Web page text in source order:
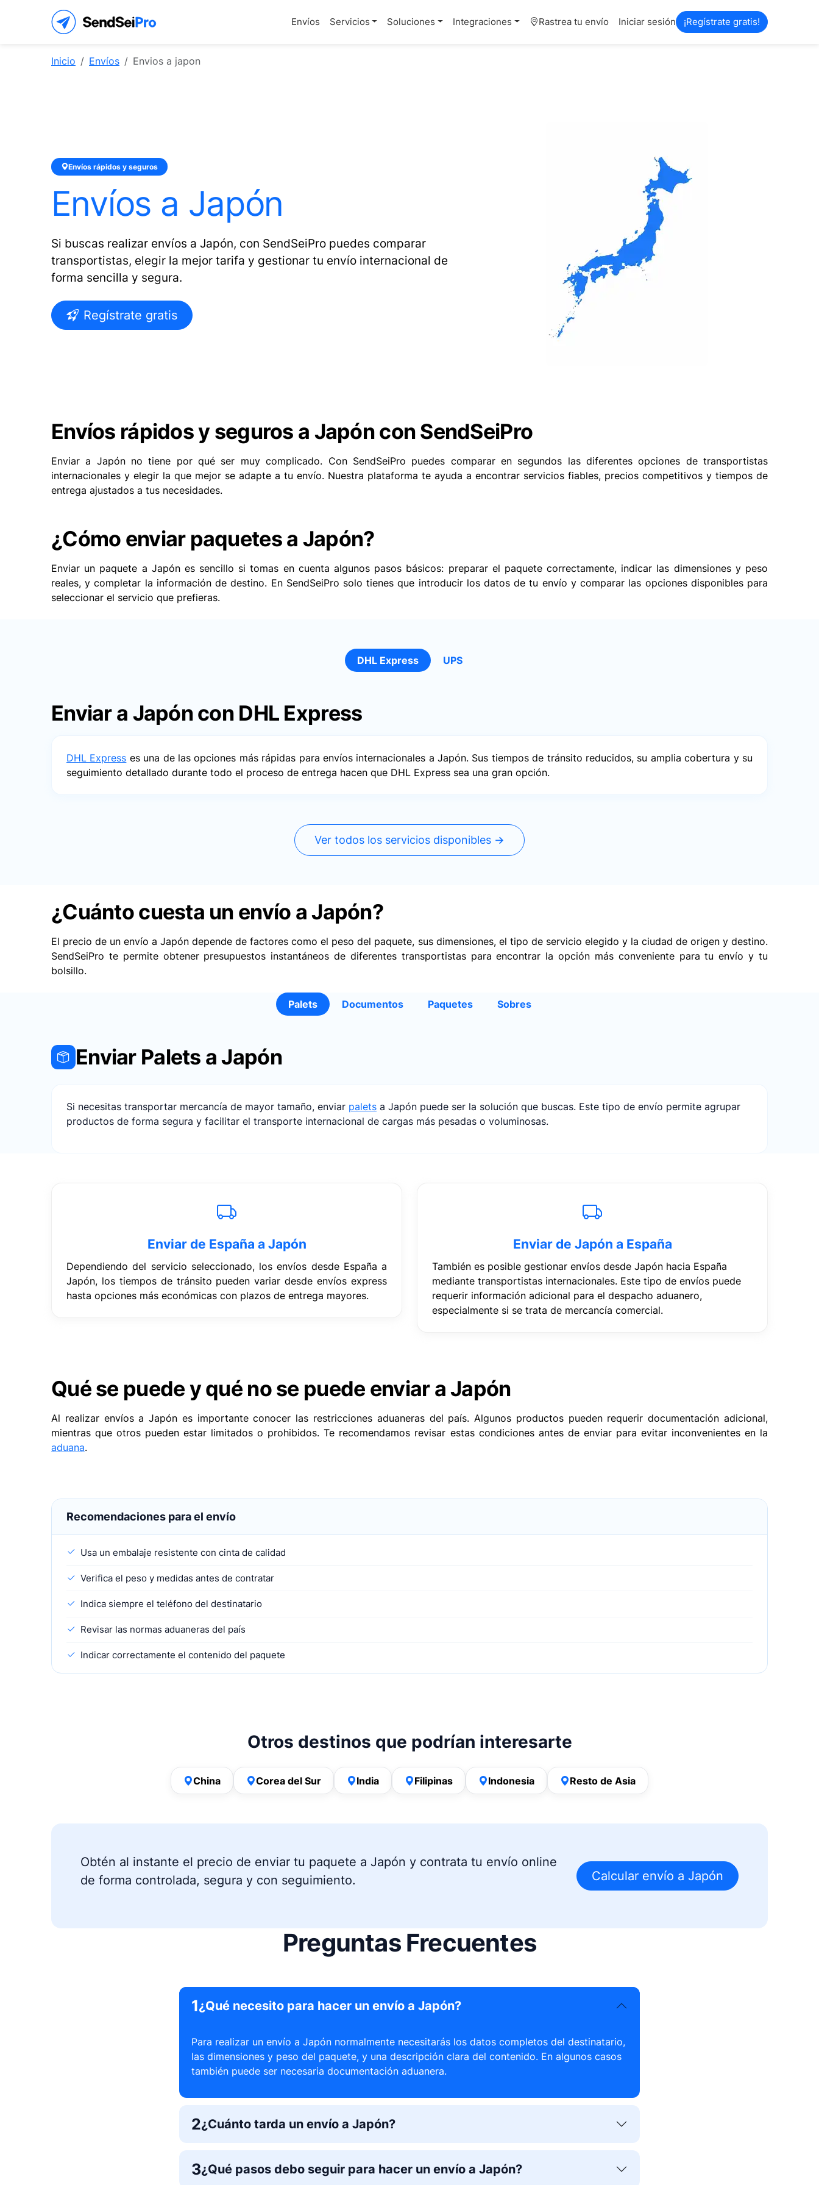
Envíos Servicios Soluciones Integraciones Rastrea tu envío Iniciar sesión ¡Regístrate gratis!
Inicio Envíos Envios a japon
Envíos rápidos y seguros
Envíos a Japón
Si buscas realizar envíos a Japón, con SendSeiPro puedes comparar
transportistas, elegir la mejor tarifa y gestionar tu envío internacional de
forma sencilla y segura.
Regístrate gratis
Envíos rápidos y seguros a Japón con SendSeiPro
Enviar a Japón no tiene por qué ser muy complicado. Con SendSeiPro puedes comparar en segundos las diferentes opciones de transportistas
internacionales y elegir la que mejor se adapte a tu envío. Nuestra plataforma te ayuda a encontrar servicios fiables, precios competitivos y tiempos de
entrega ajustados a tus necesidades.
¿Cómo enviar paquetes a Japón?
Enviar un paquete a Japón es sencillo si tomas en cuenta algunos pasos básicos: preparar el paquete correctamente, indicar las dimensiones y peso
reales, y completar la información de destino. En SendSeiPro solo tienes que introducir los datos de tu envío y comparar las opciones disponibles para
seleccionar el servicio que prefieras.
DHL Express UPS
Enviar a Japón con DHL Express
DHL Express es una de las opciones más rápidas para envíos internacionales a Japón. Sus tiempos de tránsito reducidos, su amplia cobertura y su
seguimiento detallado durante todo el proceso de entrega hacen que DHL Express sea una gran opción.
Ver todos los servicios disponibles →
¿Cuánto cuesta un envío a Japón?
El precio de un envío a Japón depende de factores como el peso del paquete, sus dimensiones, el tipo de servicio elegido y la ciudad de origen y destino.
SendSeiPro te permite obtener presupuestos instantáneos de diferentes transportistas para encontrar la opción más conveniente para tu envío y tu
bolsillo.
Palets Documentos Paquetes Sobres
Enviar Palets a Japón
Si necesitas transportar mercancía de mayor tamaño, enviar palets a Japón puede ser la solución que buscas. Este tipo de envío permite agrupar
productos de forma segura y facilitar el transporte internacional de cargas más pesadas o voluminosas.
Enviar de España a Japón
Dependiendo del servicio seleccionado, los envíos desde España a
Japón, los tiempos de tránsito pueden variar desde envíos express
hasta opciones más económicas con plazos de entrega mayores.
Enviar de Japón a España
También es posible gestionar envíos desde Japón hacia España
mediante transportistas internacionales. Este tipo de envíos puede
requerir información adicional para el despacho aduanero,
especialmente si se trata de mercancía comercial.
Qué se puede y qué no se puede enviar a Japón
Al realizar envíos a Japón es importante conocer las restricciones aduaneras del país. Algunos productos pueden requerir documentación adicional,
mientras que otros pueden estar limitados o prohibidos. Te recomendamos revisar estas condiciones antes de enviar para evitar inconvenientes en la
aduana.
Recomendaciones para el envío
Usa un embalaje resistente con cinta de calidad
Verifica el peso y medidas antes de contratar
Indica siempre el teléfono del destinatario
Revisar las normas aduaneras del país
Indicar correctamente el contenido del paquete
Otros destinos que podrían interesarte
China Corea del Sur India Filipinas Indonesia Resto de Asia
Obtén al instante el precio de enviar tu paquete a Japón y contrata tu envío online
de forma controlada, segura y con seguimiento.
Calcular envío a Japón
Preguntas Frecuentes
1¿Qué necesito para hacer un envío a Japón?
Para realizar un envío a Japón normalmente necesitarás los datos completos del destinatario,
las dimensiones y peso del paquete, y una descripción clara del contenido. En algunos casos
también puede ser necesaria documentación aduanera.
2¿Cuánto tarda un envío a Japón?
3¿Qué pasos debo seguir para hacer un envío a Japón?